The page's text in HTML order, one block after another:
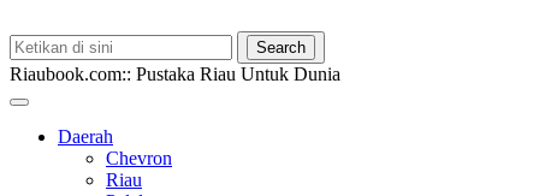
Riaubook.com:: Pustaka Riau Untuk Dunia
Daerah
Chevron
Riau